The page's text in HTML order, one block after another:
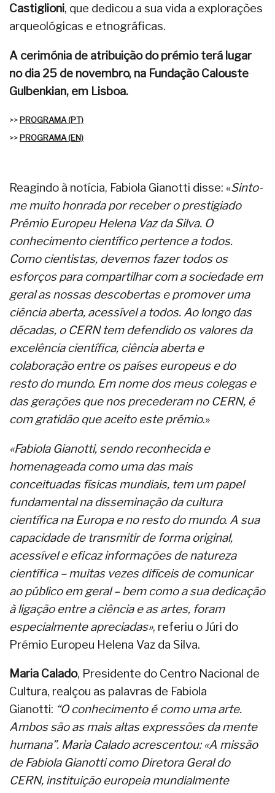
Castiglioni, que dedicou a sua vida a explorações
arqueológicas e etnográficas.
A cerimónia de atribuição do prémio terá lugar
no dia 25 de novembro, na Fundação Calouste
Gulbenkian, em Lisboa.
>>PROGRAMA (PT)
>>PROGRAMA (EN)
Reagindo à notícia, Fabiola Gianotti disse: «Sinto-
me muito honrada por receber o prestigiado
Prémio Europeu Helena Vaz da Silva. O
conhecimento científico pertence a todos.
Como cientistas, devemos fazer todos os
esforços para compartilhar com a sociedade em
geral as nossas descobertas e promover uma
ciência aberta, acessível a todos. Ao longo das
décadas, o CERN tem defendido os valores da
excelência científica, ciência aberta e
colaboração entre os países europeus e do
resto do mundo. Em nome dos meus colegas e
das gerações que nos precederam no CERN, é
com gratidão que aceito este prémio.»
«Fabiola Gianotti, sendo reconhecida e
homenageada como uma das mais
conceituadas físicas mundiais, tem um papel
fundamental na disseminação da cultura
científica na Europa e no resto do mundo. A sua
capacidade de transmitir de forma original,
acessível e eficaz informações de natureza
científica – muitas vezes difíceis de comunicar
ao público em geral – bem como a sua dedicação
à ligação entre a ciência e as artes, foram
especialmente apreciadas», referiu o Júri do
Prémio Europeu Helena Vaz da Silva.
Maria Calado, Presidente do Centro Nacional de
Cultura, realçou as palavras de Fabiola
Gianotti: “O conhecimento é como uma arte.
Ambos são as mais altas expressões da mente
humana”. Maria Calado acrescentou: «A missão
de Fabiola Gianotti como Diretora Geral do
CERN, instituição europeia mundialmente